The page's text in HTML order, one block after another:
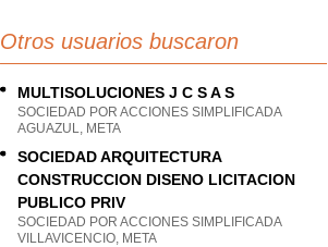
Otros usuarios buscaron
MULTISOLUCIONES J C S A S
SOCIEDAD POR ACCIONES SIMPLIFICADA
AGUAZUL, META
SOCIEDAD ARQUITECTURA
CONSTRUCCION DISENO LICITACION
PUBLICO PRIV
SOCIEDAD POR ACCIONES SIMPLIFICADA
VILLAVICENCIO, META